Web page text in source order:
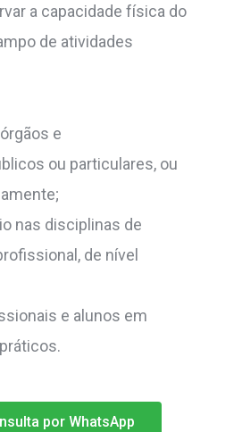
a capacidade física do
de atividades
e
ou particulares, ou
nas disciplinas de
de nível
e alunos em
por WhatsApp